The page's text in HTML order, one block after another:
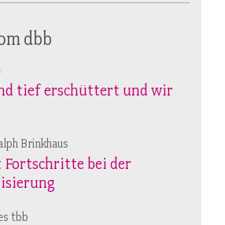
dbb
tief erschüttert und wir
Brinkhaus
Fortschritte bei der
tbb